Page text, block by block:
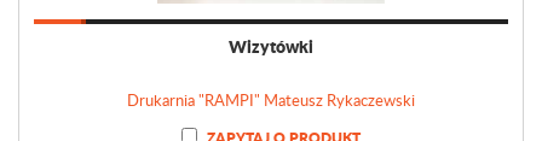
Wizytówki
Drukarnia "RAMPI" Mateusz Rykaczewski